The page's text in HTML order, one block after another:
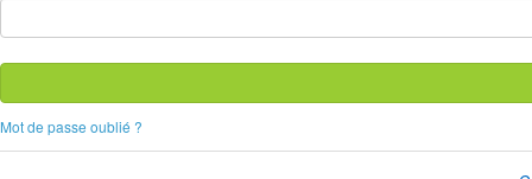
Mot de passe oublié ?